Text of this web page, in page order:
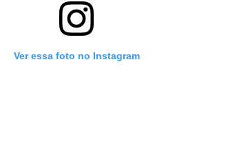
Ver essa foto no Instagram